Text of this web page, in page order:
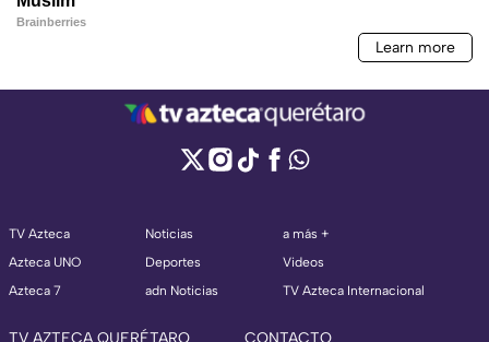
TV Azteca
Azteca UNO
Azteca 7
Noticias
Deportes
adn Noticias
a más +
Videos
TV Azteca Internacional